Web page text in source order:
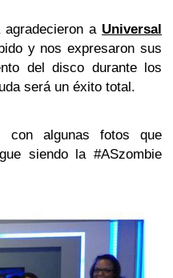
a Universal
y nos expresaron sus
del disco durante los
será un éxito total.
con algunas fotos que
siendo la #ASzombie